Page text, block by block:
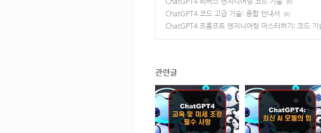
(0)
ChatGPT4 코드 고급 기술: 종합 안내서 (0)
ChatGPT4 프롬프트 엔지니어링 마스터하기: 코드 기
관련글